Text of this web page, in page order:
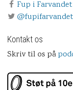
Fup i
Kontakt os
Skriv til os på